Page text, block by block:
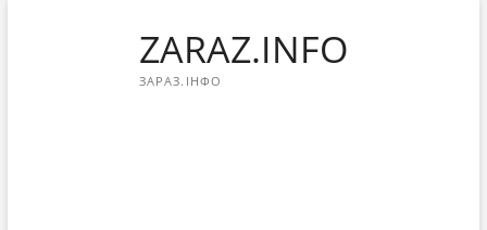
ZARAZ.INFO
ЗАРАЗ.ІНФО